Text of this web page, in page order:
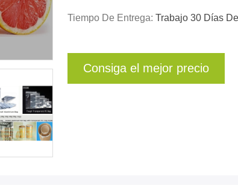
Tiempo De Entrega: Trabajo 30 Días
Consiga el mejor precio